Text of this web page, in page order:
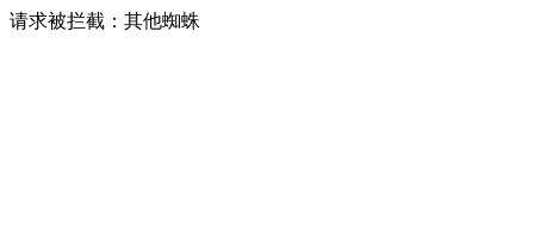
请求被拦截：其他蜘蛛